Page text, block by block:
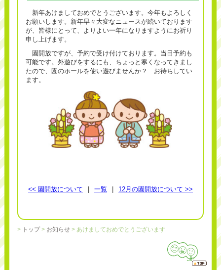
新年あけましておめでとうございます。今年もよろしく
お願いします。新年早々大変なニュースが続いております
が、皆様にとって、よりよい一年になりますようにお祈り
申し上げます。
園開放ですが、予約で受け付けております。当日予約も
可能です。外遊びをするにも、ちょっと寒くなってきまし
たので、園のホールを使い遊びませんか？ お待ちしてい
ます。
<< 園開放について | 一覧 | 12月の園開放について >>
> トップ> お知らせ > あけましておめでとうございます